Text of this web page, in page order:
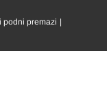
podni premazi